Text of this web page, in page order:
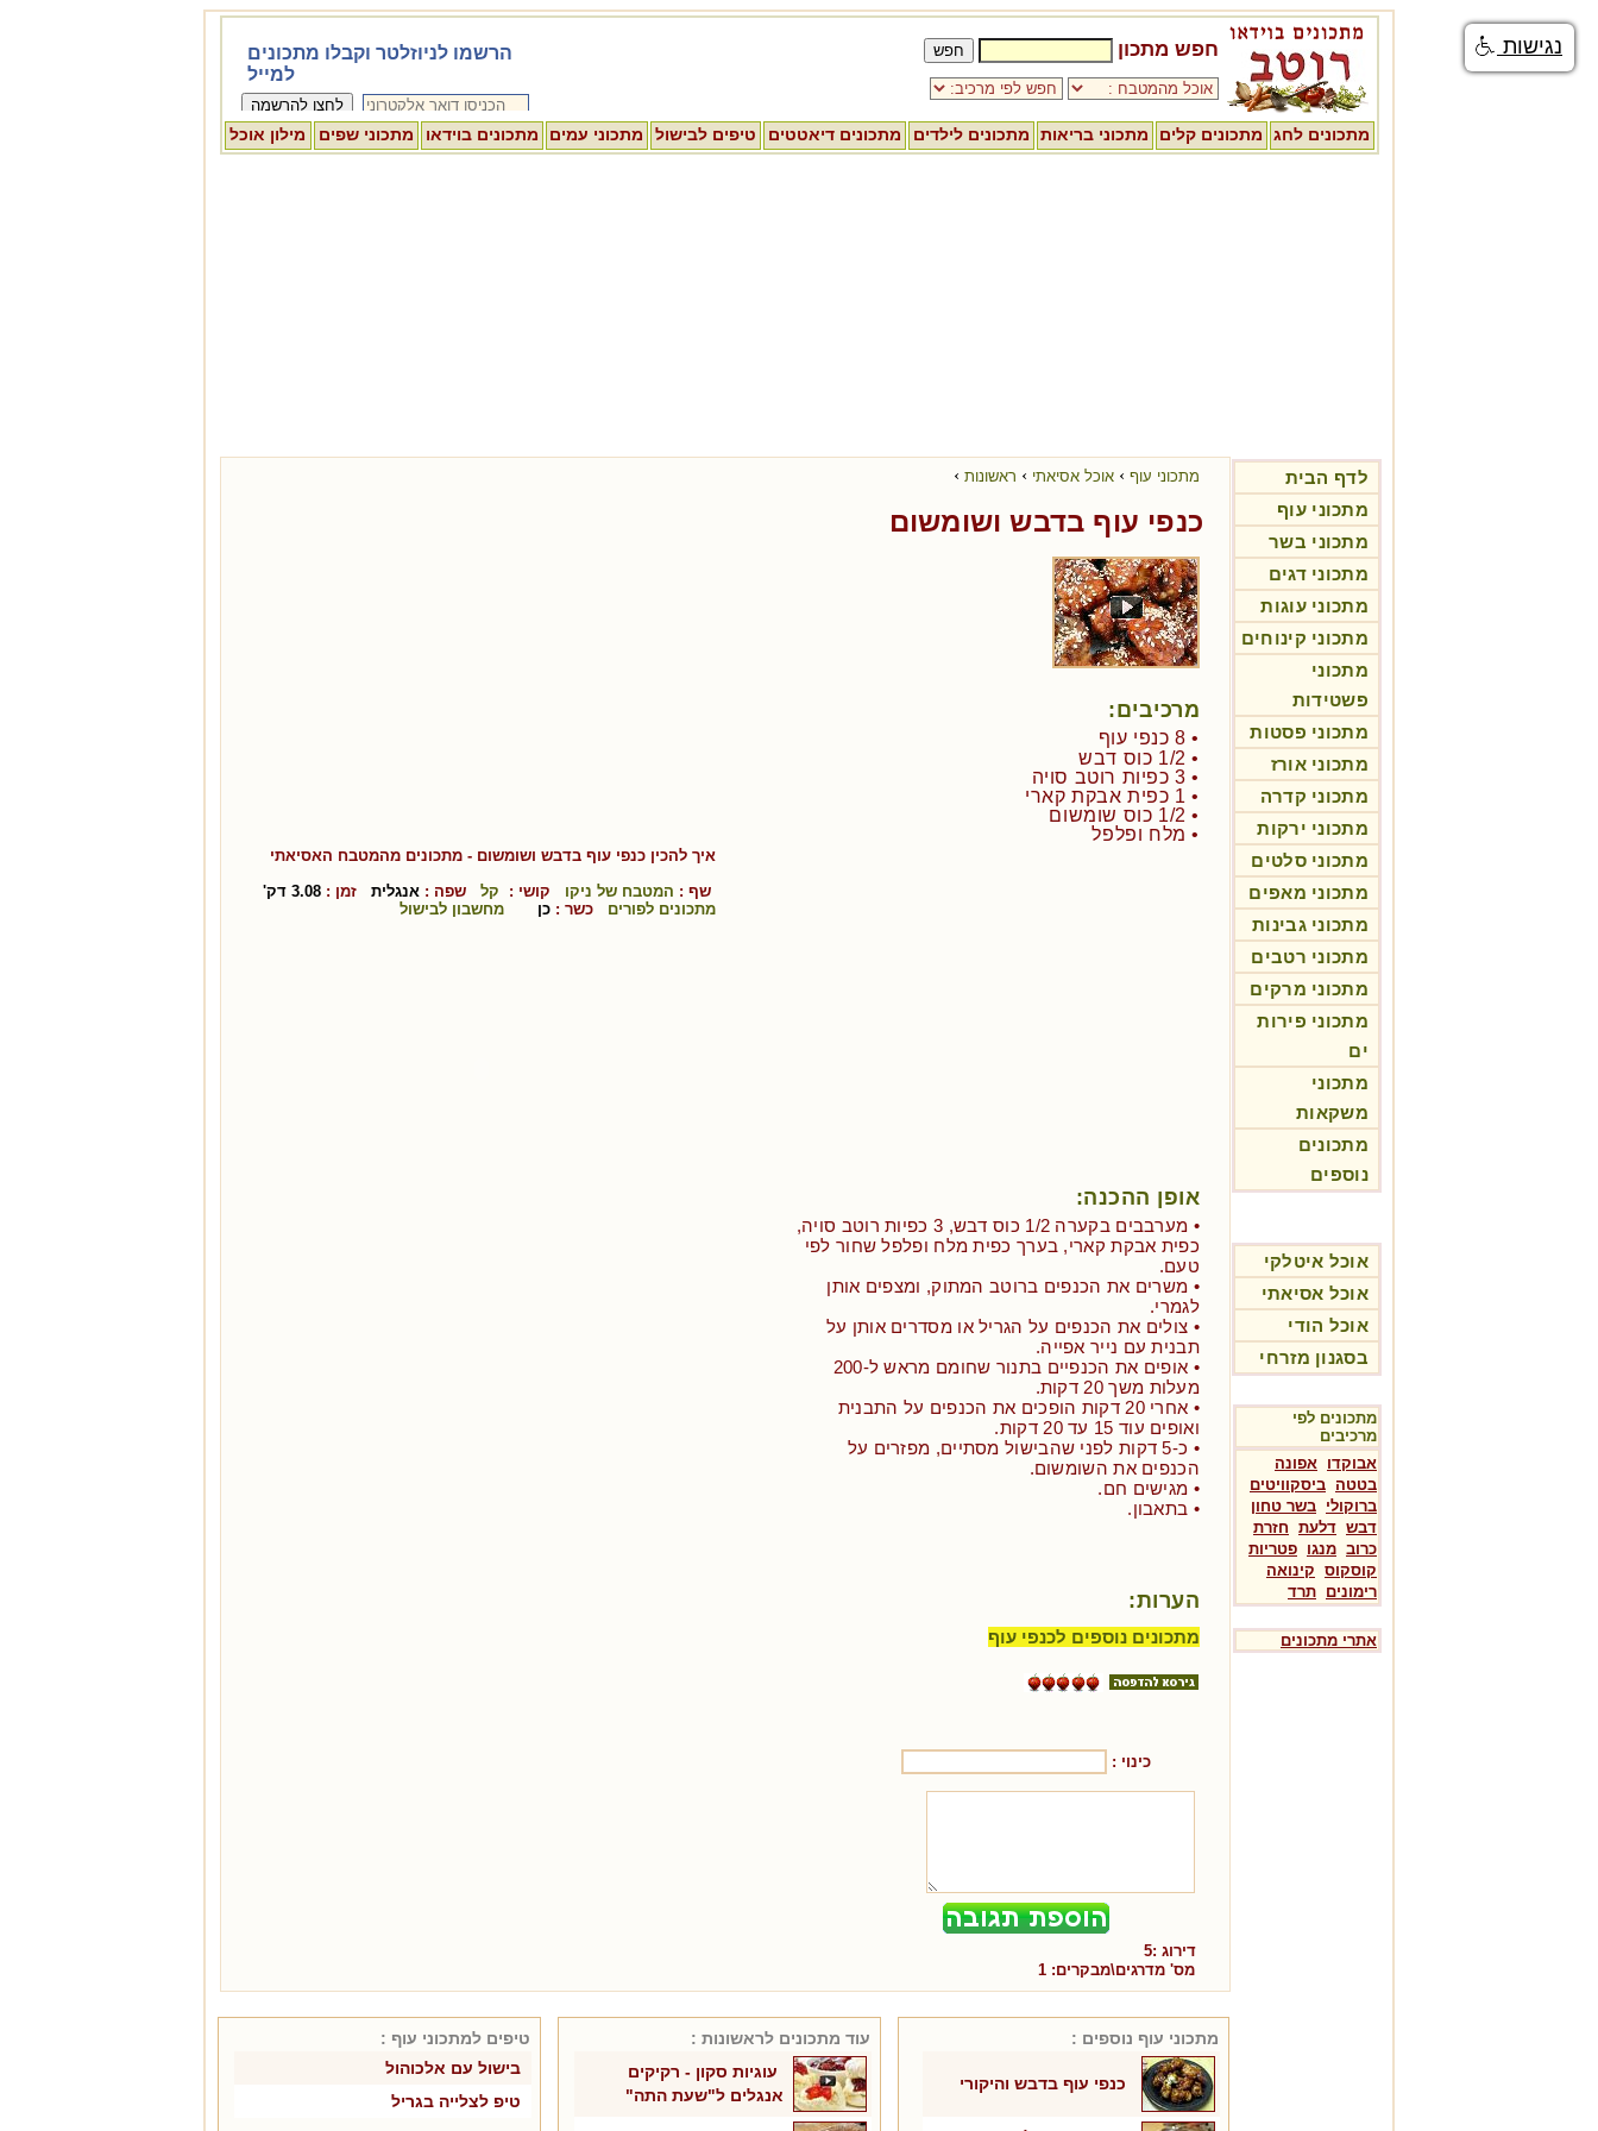
חפש מתכון
מתכונים לחג מתכונים קלים מתכוני בריאות מתכונים לילדים מתכונים דיאטטים טיפים לבישול מתכוני עמים מתכונים בוידאו מתכוני שפים מילון אוכל
לדף הבית
מתכוני עוף
מתכוני בשר
מתכוני דגים
מתכוני עוגות
מתכוני קינוחים
מתכוני
פשטידות
מתכוני פסטות
מתכוני אורז
מתכוני קדרה
מתכוני ירקות
מתכוני סלטים
מתכוני מאפים
מתכוני גבינות
מתכוני רטבים
מתכוני מרקים
מתכוני פירות
ים
מתכוני
משקאות
מתכונים
נוספים
אוכל איטלקי
אוכל אסיאתי
אוכל הודי
בסגנון מזרחי
מתכונים לפי
מרכיבים
אבוקדו אפונה
בטטה ביסקוויטים
ברוקולי בשר טחון
דבש דלעת חזרת
כרוב מנגו פטריות
קוסקוס קינואה
רימונים תרד
אתרי מתכונים
מתכוני עוף › אוכל אסיאתי › ראשונות ›
כנפי עוף בדבש ושומשום
מרכיבים:
• 8 כנפי עוף
• 1/2 כוס דבש
• 3 כפיות רוטב סויה
• 1 כפית אבקת קארי
• 1/2 כוס שומשום
• מלח ופלפל
אופן ההכנה:
• מערבבים בקערה 1/2 כוס דבש, 3 כפיות רוטב סויה,
כפית אבקת קארי, בערך כפית מלח ופלפל שחור לפי
טעם.
• משרים את הכנפים ברוטב המתוק, ומצפים אותן
לגמרי.
• צולים את הכנפים על הגריל או מסדרים אותן על
תבנית עם נייר אפייה.
• אופים את הכנפיים בתנור שחומם מראש ל-200
מעלות משך 20 דקות.
• אחרי 20 דקות הופכים את הכנפים על התבנית
ואופים עוד 15 עד 20 דקות.
• כ-5 דקות לפני שהבישול מסתיים, מפזרים על
הכנפים את השומשום.
• מגישים חם.
• בתאבון.
הערות:
מתכונים נוספים לכנפי עוף
כינוי :
דירוג :5
מס' מדרגים\מבקרים: 1
איך להכין כנפי עוף בדבש ושומשום - מתכונים מהמטבח האסיאתי
שף : המטבח של ניקו קושי : קל שפה : אנגלית זמן : 3.08 דק'
מתכונים לפורים
כשר : כן מחשבון לבישול
מתכוני עוף נוספים :
כנפי עוף בדבש והיקורי
עוד מתכונים לראשונות :
עוגיות סקון - רקיקים
אנגלים ל"שעת התה"
טיפים למתכוני עוף :
בישול עם אלכוהול
טיפ לצלייה בגריל
נגישות